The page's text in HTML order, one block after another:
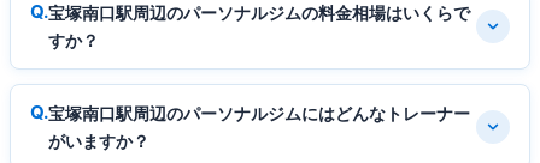
宝塚南口駅周辺のパーソナルジムの料金相場はいくらで
すか？
宝塚南口駅周辺のパーソナルジムにはどんなトレーナー
がいますか？